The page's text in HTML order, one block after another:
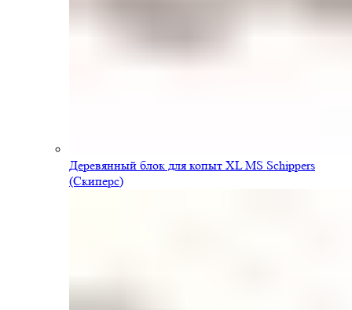
Деревянный блок для копыт XL MS Schippers
(Скиперс)